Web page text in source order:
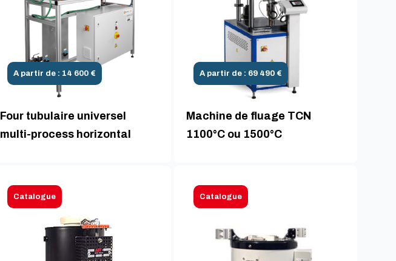
A partir de : 14 600 €
Four tubulaire universel
multi-process horizontal
A partir de : 69 490 €
Machine de fluage TCN
1100°C ou 1500°C
Catalogue Catalogue